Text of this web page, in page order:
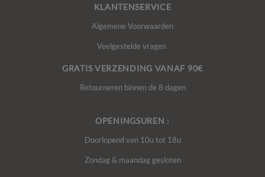
KLANTENSERVICE
Algemene Voorwaarden
Veelgestelde vragen
GRATIS VERZENDING VANAF 90€
Retourneren binnen de 8 dagen
OPENINGSUREN :
Doorlopend van 10u tot 18u
Zondag & maandag gesloten